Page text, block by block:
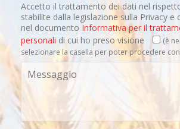
Accetto il trattamento dei dati nel
stabilite dalla legislazione sulla Privacy e
nel documento Informativa per il
personali di cui ho preso visione
(è
selezionare la casella per poter procedere